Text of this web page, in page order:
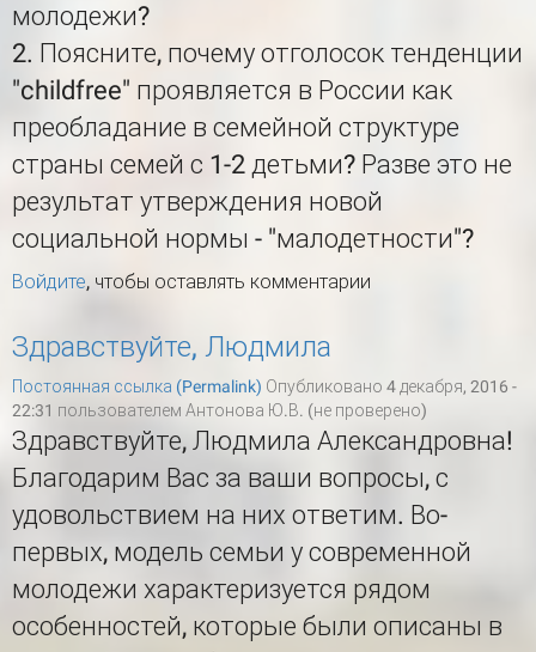
молодежи?
2. Поясните, почему отголосок тенденции
"childfree" проявляется в России как
преобладание в семейной структуре
страны семей с 1-2 детьми? Разве это не
результат утверждения новой
социальной нормы - "малодетности"?
Войдите, чтобы оставлять комментарии
Здравствуйте, Людмила
Постоянная ссылка (Permalink) Опубликовано 4 декабря, 2016 -
22:31 пользователем Антонова Ю.В. (не проверено)
Здравствуйте, Людмила Александровна!
Благодарим Вас за ваши вопросы, с
удовольствием на них ответим. Во-
первых, модель семьи у современной
молодежи характеризуется рядом
особенностей, которые были описаны в